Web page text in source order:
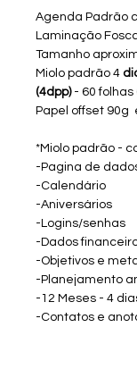
Agenda Padrão
Laminação
Tamanho
Miolo padrão 4
(4dpp)- 60 folhas
Papel offset 90g
*Miolo padrão -
-Pagina de
-Calendário
-Aniversários
-Logins/senhas
-Dados
-Objetivos e
-Planejamento
-12 Meses - 4
-Contatos e